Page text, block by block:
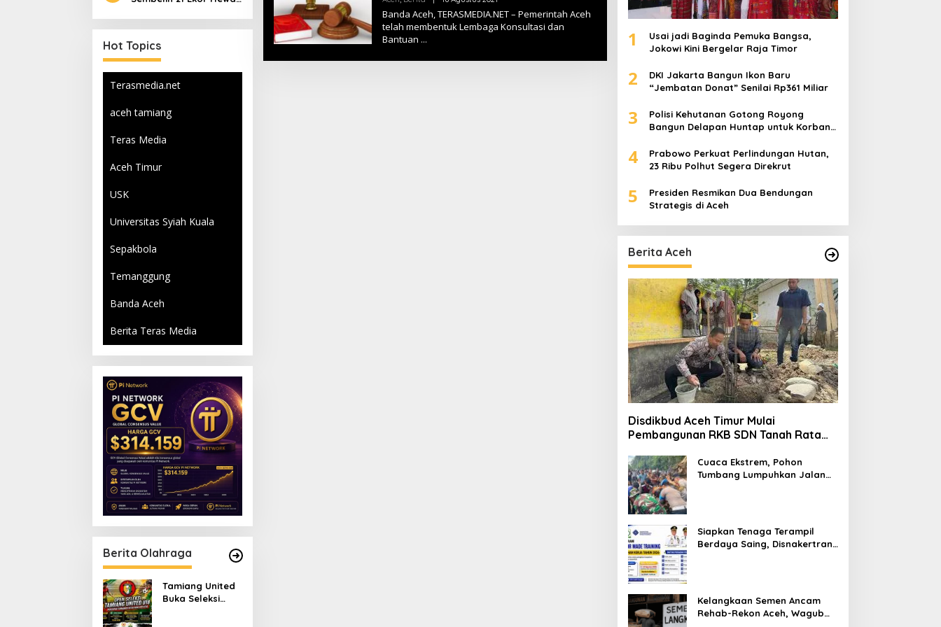
Hot Topics
Terasmedia.net
aceh tamiang
Teras Media
Aceh Timur
USK
Universitas Syiah Kuala
Sepakbola
Temanggung
Banda Aceh
Berita Teras Media
Berita Olahraga
Tamiang United
Buka Seleksi
L
E
H
Banda Aceh, TERASMEDIA.NET – Pemerintah Aceh
telah membentuk Lembaga Konsultasi dan
Bantuan
1
Usai jadi Baginda Pemuka Bangsa,
Jokowi Kini Bergelar Raja Timor
2
DKI Jakarta Bangun Ikon Baru
“Jembatan Donat” Senilai Rp361 Miliar
3
Polisi Kehutanan Gotong Royong
Bangun Delapan Huntap untuk Korban
4
Prabowo Perkuat Perlindungan Hutan,
23 Ribu Polhut Segera Direkrut
5
Presiden Resmikan Dua Bendungan
Strategis di Aceh
Berita Aceh
Disdikbud Aceh Timur Mulai
Pembangunan RKB SDN Tanah Rata
Cuaca Ekstrem, Pohon
Tumbang Lumpuhkan Jalan
Siapkan Tenaga Terampil
Berdaya Saing, Disnakertrans
Kelangkaan Semen Ancam
Rehab-Rekon Aceh, Wagub